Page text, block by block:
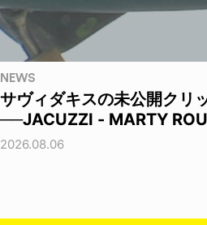
NEWS
サヴィダキスの未公開クリ
──JACUZZI - MARTY
2026.08.06